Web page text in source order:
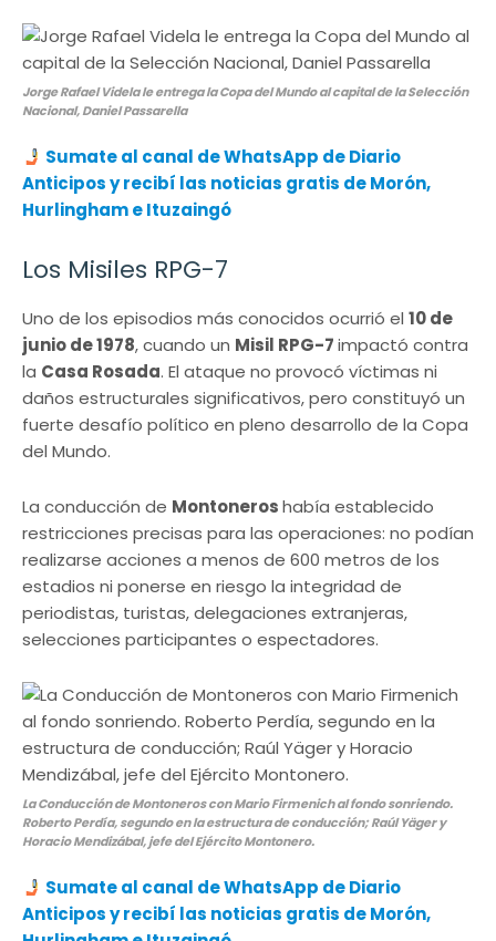
Jorge Rafael Videla le entrega la Copa del Mundo al capital de la Selección
Nacional, Daniel Passarella
Sumate al canal de WhatsApp de Diario
Anticipos y recibí las noticias gratis de Morón,
Hurlingham e Ituzaingó
Los Misiles RPG-7
Uno de los episodios más conocidos ocurrió el 10 de
junio de 1978, cuando un Misil RPG-7impactó contra
la Casa Rosada. El ataque no provocó víctimas ni
daños estructurales significativos, pero constituyó un
fuerte desafío político en pleno desarrollo de la Copa
del Mundo.
La conducción de Montoneroshabía establecido
restricciones precisas para las operaciones: no podían
realizarse acciones a menos de 600 metros de los
estadios ni ponerse en riesgo la integridad de
periodistas, turistas, delegaciones extranjeras,
selecciones participantes o espectadores.
La Conducción de Montoneros con Mario Firmenich al fondo sonriendo.
Roberto Perdía, segundo en la estructura de conducción; Raúl Yäger y
Horacio Mendizábal, jefe del Ejército Montonero.
Sumate al canal de WhatsApp de Diario
Anticipos y recibí las noticias gratis de Morón,